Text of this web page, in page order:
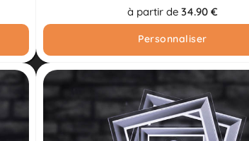
à partir de 34.90 €
Personnaliser